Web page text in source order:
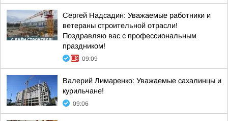
Сергей Надсадин: Уважаемые работники и
ветераны строительной отрасли!
Поздравляю вас с профессиональным
праздником!
09:09
Валерий Лимаренко: Уважаемые сахалинцы и
курильчане!
09:06